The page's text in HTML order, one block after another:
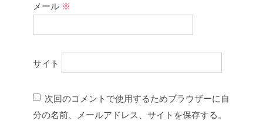
メール ※
サイト
次回のコメントで使用するためブラウザーに自
分の名前、メールアドレス、サイトを保存する。